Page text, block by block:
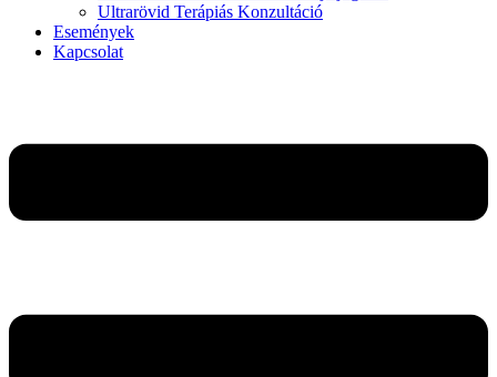
Ultrarövid Terápiás Konzultáció
Események
Kapcsolat